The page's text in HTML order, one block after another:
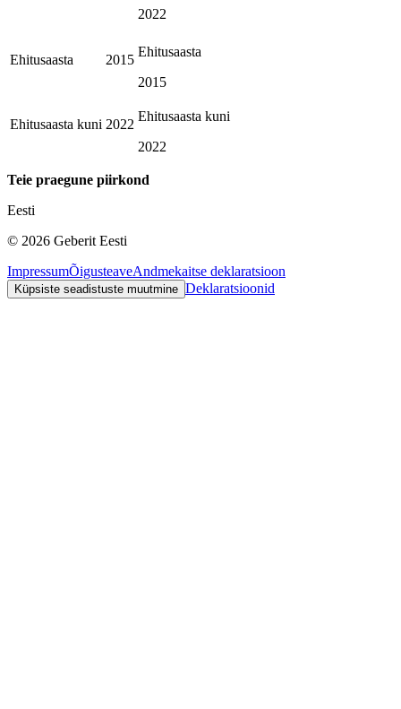
2022
Ehitusaasta 2015
Ehitusaasta
2015
Ehitusaasta kuni 2022
Ehitusaasta kuni
2022
Teie praegune piirkond
Eesti
© 2026 Geberit Eesti
ImpressumÕigusteaveAndmekaitse deklaratsioon
Küpsiste seadistuste muutmine Deklaratsioonid